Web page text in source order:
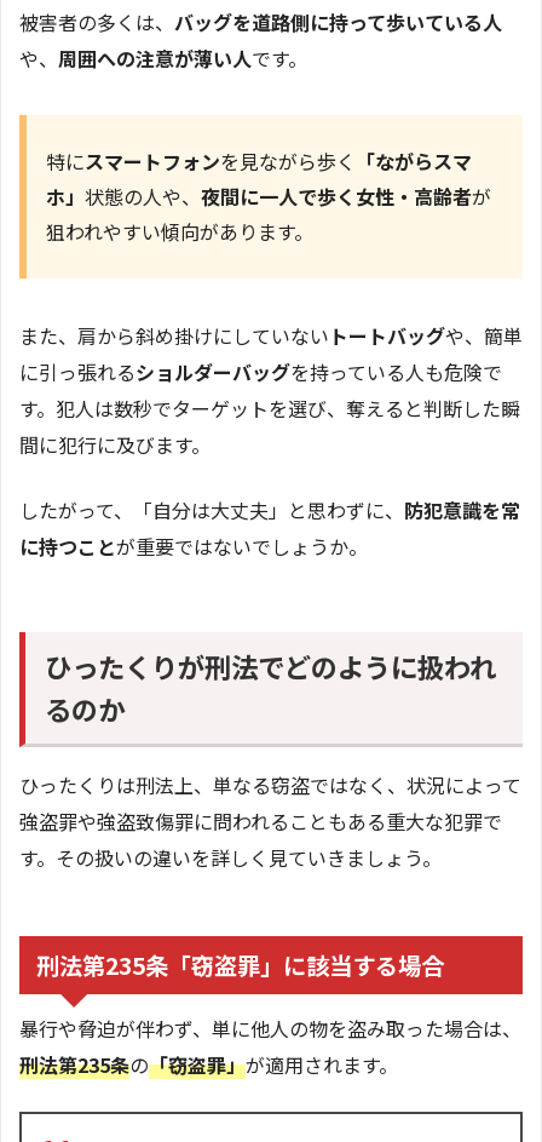
被害者の多くは、 バッグを道路側に持って歩いている人
や、 周囲への注意が薄い人です。
特にスマートフォンを見ながら歩く 「ながらスマ
ホ」 状態の人や、 夜間に一人で歩く女性・高齢者が
狙われやすい傾向があります。
また、肩から斜め掛けにしていない トートバッグや、簡単
に引っ張れるショルダーバッグを持っている人も危険で
す。犯人は数秒でターゲットを選び、奪えると判断した瞬
間に犯行に及びます。
したがって、「自分は大丈夫」と思わずに、 防犯意識を常
に持つことが重要ではないでしょうか。
ひったくりが刑法でどのように扱われ
るのか
ひったくりは刑法上、単なる窃盗ではなく、状況によって
強盗罪や強盗致傷罪に問われることもある重大な犯罪で
す。その扱いの違いを詳しく見ていきましょう。
刑法第235条「窃盗罪」に該当する場合
暴行や脅迫が伴わず、単に他人の物を盗み取った場合は、
刑法第235条の「窃盗罪」が適用されます。